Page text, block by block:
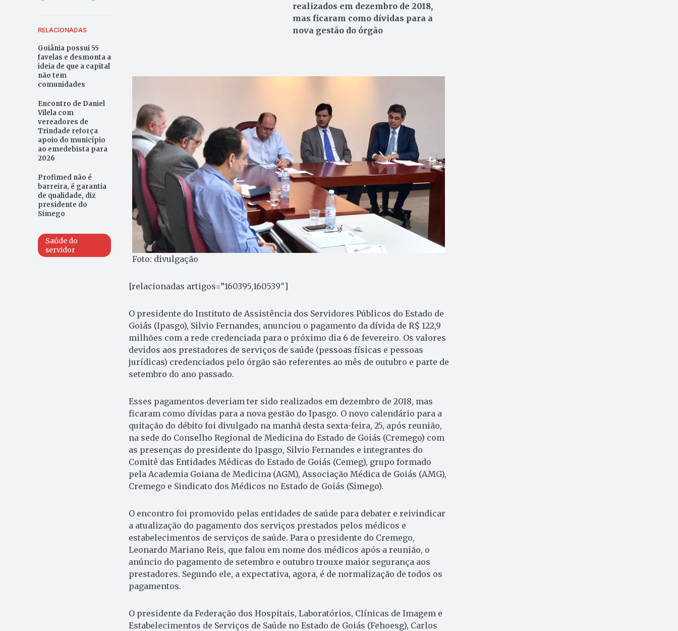
RELACIONADAS
Goiânia possui 55
favelas e desmonta a
ideia de que a capital
não tem
comunidades
Encontro de Daniel
Vilela com
vereadores de
Trindade reforça
apoio do município
ao emedebista para
2026
Profimed não é
barreira, é garantia
de qualidade, diz
presidente do
Simego
Saúde do
servidor
realizados em dezembro de 2018,
mas ficaram como dívidas para a
nova gestão do órgão
Foto: divulgação
[relacionadas artigos=”160395,160539″]
O presidente do Instituto de Assistência dos Servidores Públicos do Estado de
Goiás (Ipasgo), Silvio Fernandes, anunciou o pagamento da dívida de R$ 122,9
milhões com a rede credenciada para o próximo dia 6 de fevereiro. Os valores
devidos aos prestadores de serviços de saúde (pessoas físicas e pessoas
jurídicas) credenciados pelo órgão são referentes ao mês de outubro e parte de
setembro do ano passado.
Esses pagamentos deveriam ter sido realizados em dezembro de 2018, mas
ficaram como dívidas para a nova gestão do Ipasgo. O novo calendário para a
quitação do débito foi divulgado na manhã desta sexta-feira, 25, após reunião,
na sede do Conselho Regional de Medicina do Estado de Goiás (Cremego) com
as presenças do presidente do Ipasgo, Silvio Fernandes e integrantes do
Comitê das Entidades Médicas do Estado de Goiás (Cemeg), grupo formado
pela Academia Goiana de Medicina (AGM), Associação Médica de Goiás (AMG),
Cremego e Sindicato dos Médicos no Estado de Goiás (Simego).
O encontro foi promovido pelas entidades de saúde para debater e reivindicar
a atualização do pagamento dos serviços prestados pelos médicos e
estabelecimentos de serviços de saúde. Para o presidente do Cremego,
Leonardo Mariano Reis, que falou em nome dos médicos após a reunião, o
anúncio do pagamento de setembro e outubro trouxe maior segurança aos
prestadores. Segundo ele, a expectativa, agora, é de normalização de todos os
pagamentos.
O presidente da Federação dos Hospitais, Laboratórios, Clínicas de Imagem e
Estabelecimentos de Serviços de Saúde no Estado de Goiás (Fehoesg), Carlos